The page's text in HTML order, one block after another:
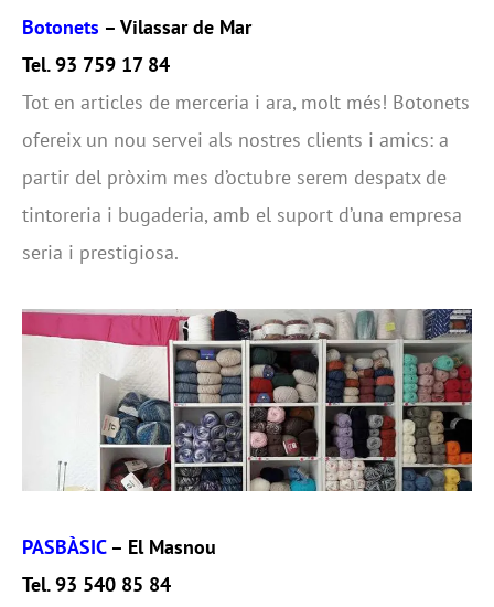
Botonets – Vilassar de Mar
Tel. 93 759 17 84
Tot en articles de merceria i ara, molt més! Botonets
ofereix un nou servei als nostres clients i amics: a
partir del pròxim mes d’octubre serem despatx de
tintoreria i bugaderia, amb el suport d’una empresa
seria i prestigiosa.
PASBÀSIC – El Masnou
Tel. 93 540 85 84